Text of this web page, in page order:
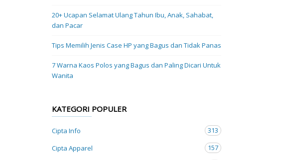
20+ Ucapan Selamat Ulang Tahun Ibu, Anak, Sahabat,
dan Pacar
Tips Memilih Jenis Case HP yang Bagus dan Tidak Panas
7 Warna Kaos Polos yang Bagus dan Paling Dicari Untuk
Wanita
KATEGORI POPULER
Cipta Info
313
Cipta Apparel
157